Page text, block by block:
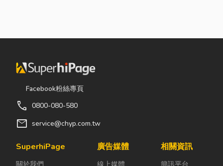
的融資方式，
賣出股票，就
能取得資金應
急，同時保留
的獲利空間。
依承作單位不
為證券公司的
的嘉義挖土
整地與回填工
效率。對許多
言，從農田整
還是每天幫助
僅能快速排除
Facebook粉絲專頁
call 0800-080-580
mail service@chyp.com.tw
SuperhiPage
關於我們
廣告媒體
線上媒體
相關資訊
簡訊平台